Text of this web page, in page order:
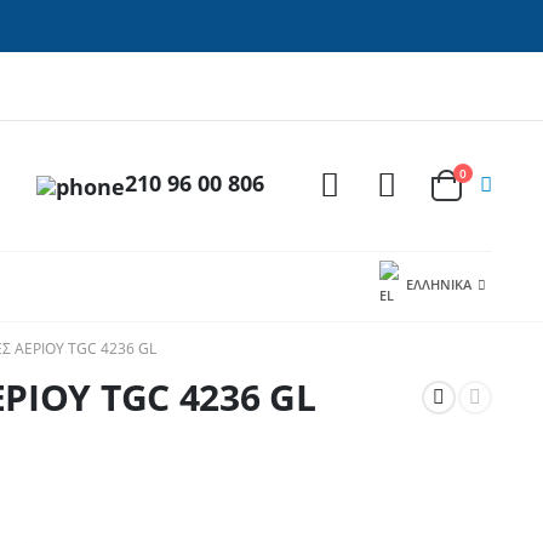
210 96 00 806 0
ΕΛΛΗΝΙΚΆ
ΑΕΡΙΟΥ TGC 4236 GL
TGC 4236 GL